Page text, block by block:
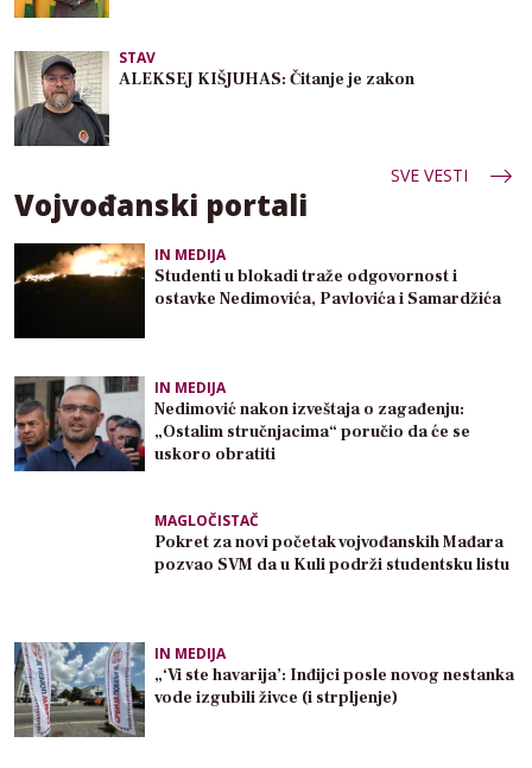
STAV
ALEKSEJ KIŠJUHAS: Čitanje je zakon
SVE VESTI
Vojvođanski portali
IN MEDIJA
Studenti u blokadi traže odgovornost i
ostavke Nedimovića, Pavlovića i Samardžića
IN MEDIJA
Nedimović nakon izveštaja o zagađenju:
„Ostalim stručnjacima“ poručio da će se
uskoro obratiti
MAGLOČISTAČ
Pokret za novi početak vojvođanskih Mađara
pozvao SVM da u Kuli podrži studentsku listu
IN MEDIJA
„‘Vi ste havarija’: Inđijci posle novog nestanka
vode izgubili živce (i strpljenje)